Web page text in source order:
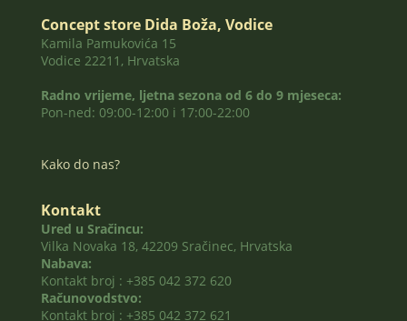
Concept store Dida Boža, Vodice
Kamila Pamukovića 15
Vodice 22211, Hrvatska
Radno vrijeme, ljetna sezona od 6 do 9 mjeseca:
Pon-ned: 09:00-12:00 i 17:00-22:00
Kako do nas?
Kontakt
Ured u Sračincu:
Vilka Novaka 18, 42209 Sračinec, Hrvatska
Nabava:
Kontakt broj : +385 042 372 620
Računovodstvo:
Kontakt broj : +385 042 372 621